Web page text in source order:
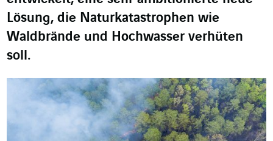
Lösung, die Naturkatastrophen wie
Waldbrände und Hochwasser verhüten
soll.